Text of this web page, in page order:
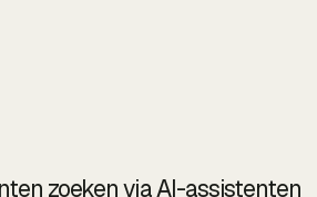
zoeken via AI-assistenten